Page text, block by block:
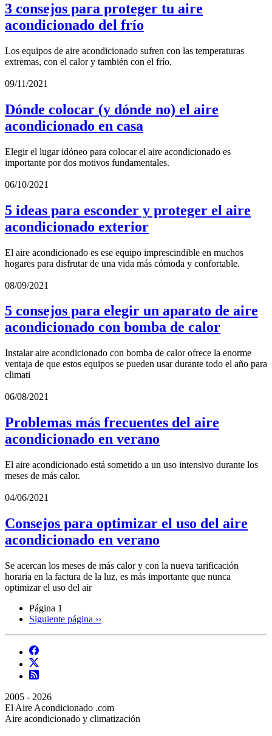
3 consejos para proteger tu aire
acondicionado del frío
Los equipos de aire acondicionado sufren con las temperaturas
extremas, con el calor y también con el frío.
09/11/2021
Dónde colocar (y dónde no) el aire
acondicionado en casa
Elegir el lugar idóneo para colocar el aire acondicionado es
importante por dos motivos fundamentales.
06/10/2021
5 ideas para esconder y proteger el aire
acondicionado exterior
El aire acondicionado es ese equipo imprescindible en muchos
hogares para disfrutar de una vida más cómoda y confortable.
08/09/2021
5 consejos para elegir un aparato de aire
acondicionado con bomba de calor
Instalar aire acondicionado con bomba de calor ofrece la enorme
ventaja de que estos equipos se pueden usar durante todo el año para
climati
06/08/2021
Problemas más frecuentes del aire
acondicionado en verano
El aire acondicionado está sometido a un uso intensivo durante los
meses de más calor.
04/06/2021
Consejos para optimizar el uso del aire
acondicionado en verano
Se acercan los meses de más calor y con la nueva tarificación
horaria en la factura de la luz, es más importante que nunca
optimizar el uso del air
Página 1
Siguiente página ››
2005 - 2026
El Aire Acondicionado .com
Aire acondicionado y climatización